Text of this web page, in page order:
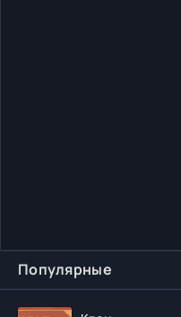
Популярные